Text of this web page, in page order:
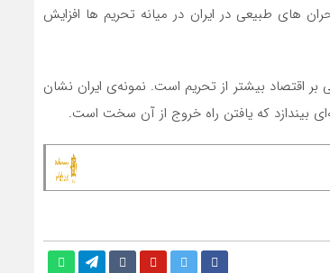
های طبیعی در ایران در میانه تحریم ها افزایش
اقتصاد بیشتر از تحریم است. نمونه‌ی ایران نشان
بیندازد که یافتن راه خروج از آن سخت است.